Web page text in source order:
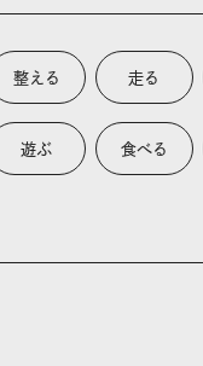
整える 走る
遊ぶ 食べる